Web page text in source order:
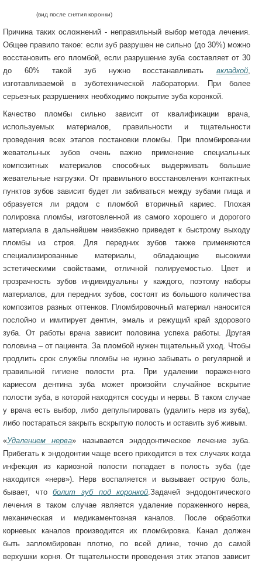
(вид после снятия коронки)
Причина таких осложнений - неправильный выбор метода лечения.
Общее правило такое: если зуб разрушен не сильно (до 30%) можно
восстановить его пломбой, если разрушение зуба составляет от 30
до 60% такой зуб нужно восстанавливать вкладкой
изготавливаемой в зуботехнической лаборатории. При более
серьезных разрушениях необходимо покрытие зуба коронкой.
Качество пломбы сильно зависит от квалификации врача,
используемых материалов, правильности и тщательности
проведения всех этапов постановки пломбы. При пломбировании
жевательных зубов очень важно применение специальных
композитных материалов способных выдерживать большие
жевательные нагрузки. От правильного восстановления контактных
пунктов зубов зависит будет ли забиваться между зубами пища и
образуется ли рядом с пломбой вторичный кариес. Плохая
полировка пломбы, изготовленной из самого хорошего и дорогого
материала в дальнейшем неизбежно приведет к быстрому выходу
пломбы из строя. Для передних зубов также применяются
специализированные материалы, обладающие высокими
эстетическими свойствами, отличной полируемостью. Цвет и
прозрачность зубов индивидуальны у каждого, поэтому наборы
материалов, для передних зубов, состоят из большого количества
композитов разных оттенков. Пломбировочный материал наносится
послойно и имитирует дентин, эмаль и режущий край здорового
зуба. От работы врача зависит половина успеха работы. Другая
половина – от пациента. За пломбой нужен тщательный уход. Чтобы
продлить срок службы пломбы не нужно забывать о регулярной и
правильной гигиене полости рта. При удалении пораженного
кариесом дентина зуба может произойти случайное вскрытие
полости зуба, в которой находятся сосуды и нервы. В таком случае
у врача есть выбор, либо депульпировать (удалить нерв из зуба),
либо постараться закрыть вскрытую полость и оставить зуб живым.
«Удалением нерва» называется эндодонтическое лечение зуба.
Прибегать к эндодонтии чаще всего приходится в тех случаях когда
инфекция из кариозной полости попадает в полость зуба (где
находится «нерв»). Нерв воспаляется и вызывает острую боль,
бывает, чтоболит зуб под коронкой .Задачей эндодонтического
лечения в таком случае является удаление пораженного нерва,
механическая и медикаментозная каналов. После обработки
корневых каналов производится их пломбировка. Канал должен
быть запломбирован плотно, по всей длине, точно до самой
верхушки корня. От тщательности проведения этих этапов зависит